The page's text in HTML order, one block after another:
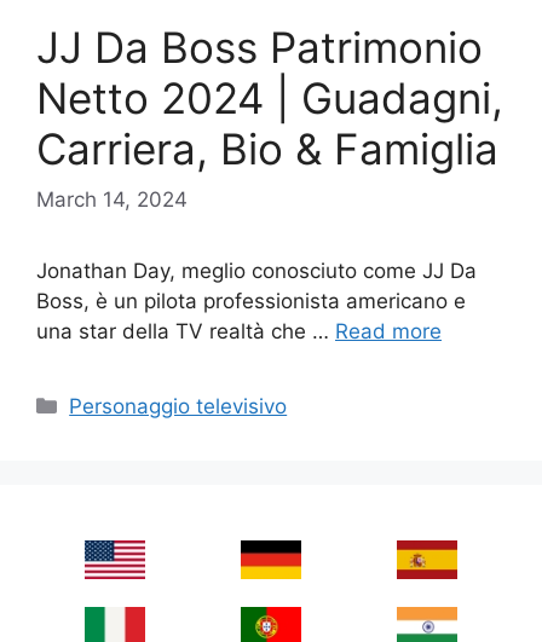
JJ Da Boss Patrimonio
Netto 2024 | Guadagni,
Carriera, Bio & Famiglia
March 14, 2024
Jonathan Day, meglio conosciuto come JJ Da
Boss, è un pilota professionista americano e
una star della TV realtà che … Read more
Categories
Personaggio televisivo